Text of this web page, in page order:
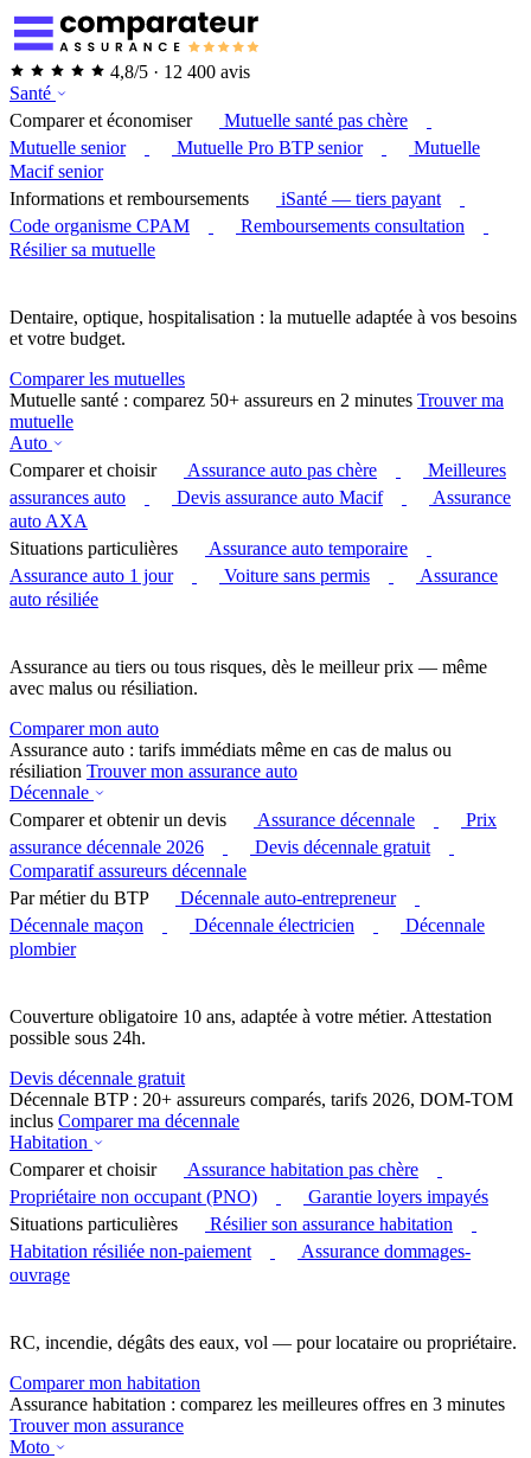
4,8/5 · 12 400 avis
Santé
Comparer et économiser
Mutuelle santé pas chère
Mutuelle senior
Mutuelle Pro BTP senior
Mutuelle
Macif senior
Informations et remboursements
iSanté — tiers payant
Code organisme CPAM
Remboursements consultation
Résilier sa mutuelle
Dentaire, optique, hospitalisation : la mutuelle adaptée à vos besoins
et votre budget.
Comparer les mutuelles
Mutuelle santé : comparez 50+ assureurs en 2 minutes Trouver ma
mutuelle
Auto
Comparer et choisir
Assurance auto pas chère
Meilleures
assurances auto
Devis assurance auto Macif
Assurance
auto AXA
Situations particulières
Assurance auto temporaire
Assurance auto 1 jour
Voiture sans permis
Assurance
auto résiliée
Assurance au tiers ou tous risques, dès le meilleur prix — même
avec malus ou résiliation.
Comparer mon auto
Assurance auto : tarifs immédiats même en cas de malus ou
résiliation Trouver mon assurance auto
Décennale
Comparer et obtenir un devis
Assurance décennale
Prix
assurance décennale 2026
Devis décennale gratuit
Comparatif assureurs décennale
Par métier du BTP
Décennale auto-entrepreneur
Décennale maçon
Décennale électricien
Décennale
plombier
Couverture obligatoire 10 ans, adaptée à votre métier. Attestation
possible sous 24h.
Devis décennale gratuit
Décennale BTP : 20+ assureurs comparés, tarifs 2026, DOM-TOM
inclus Comparer ma décennale
Habitation
Comparer et choisir
Assurance habitation pas chère
Propriétaire non occupant (PNO)
Garantie loyers impayés
Situations particulières
Résilier son assurance habitation
Habitation résiliée non-paiement
Assurance dommages-
ouvrage
RC, incendie, dégâts des eaux, vol — pour locataire ou propriétaire.
Comparer mon habitation
Assurance habitation : comparez les meilleures offres en 3 minutes
Trouver mon assurance
Moto